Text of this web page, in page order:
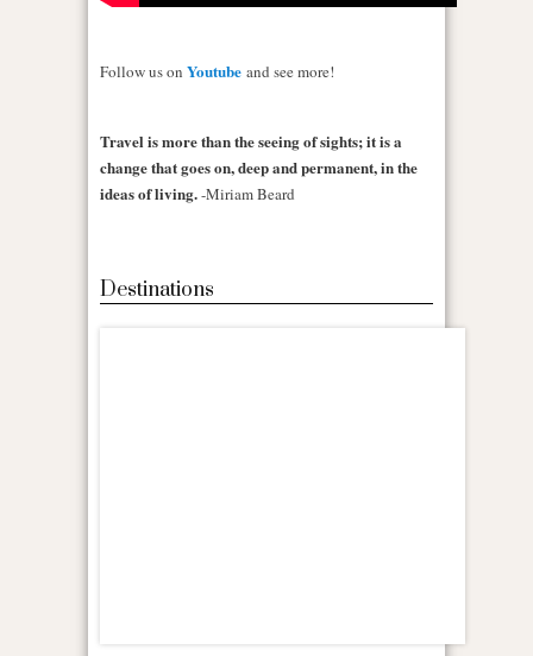
Follow us on Youtube and see more!
Travel is more than the seeing of sights; it is a
change that goes on, deep and permanent, in the
ideas of living.-Miriam Beard
Destinations